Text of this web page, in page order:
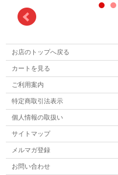
お店のトップへ戻る
カートを見る
ご利用案内
特定商取引法表示
個人情報の取扱い
サイトマップ
メルマガ登録
お問い合わせ